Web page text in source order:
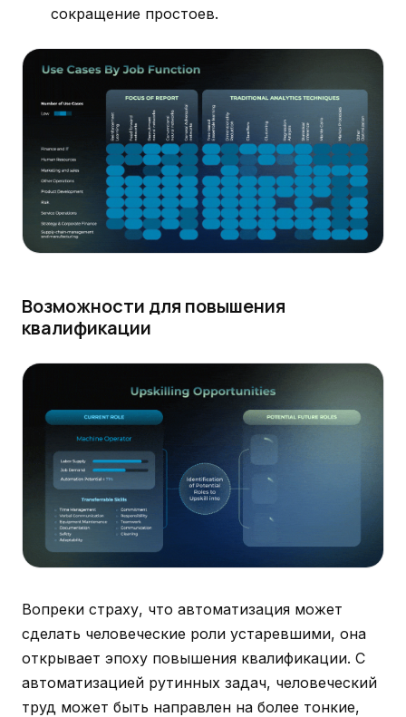
сокращение простоев.
Возможности для повышения
квалификации
Вопреки страху, что автоматизация может
сделать человеческие роли устаревшими, она
открывает эпоху повышения квалификации. С
автоматизацией рутинных задач, человеческий
труд может быть направлен на более тонкие,